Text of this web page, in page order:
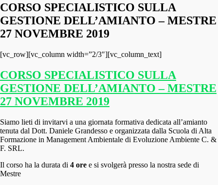
CORSO SPECIALISTICO SULLA
GESTIONE DELL’AMIANTO – MESTRE
27 NOVEMBRE 2019
[vc_row][vc_column width=”2/3″][vc_column_text]
CORSO SPECIALISTICO SULLA
GESTIONE DELL’AMIANTO – MESTRE
27 NOVEMBRE 2019
Siamo lieti di invitarvi a una giornata formativa dedicata all’amianto
tenuta dal Dott. Daniele Grandesso e organizzata dalla Scuola di Alta
Formazione in Management Ambientale di Evoluzione Ambiente C. &
F. SRL.
Il corso ha la durata di 4 ore e si svolgerà presso la nostra sede di
Mestre